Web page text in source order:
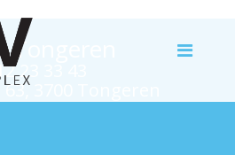
Tongeren
23 33 43
3700 Tongeren